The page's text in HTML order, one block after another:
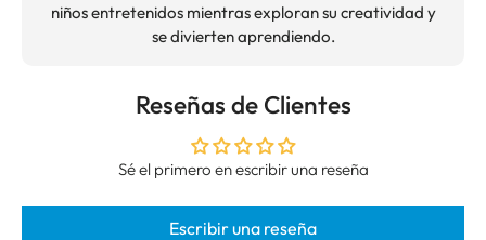
niños entretenidos mientras exploran su creatividad y
se divierten aprendiendo.
Reseñas de Clientes
Sé el primero en escribir una reseña
Escribir una reseña